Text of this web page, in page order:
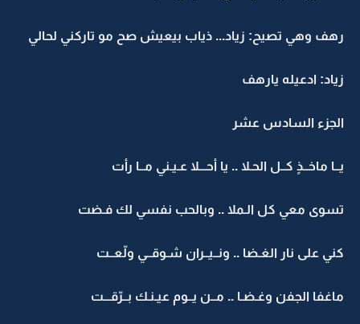
رهف وهي تصيح: زياد... ذياب بيعيش صح مو تاركني لحالي
زياد: ادعيله يارهف
الجزء السادس عشر
يــا ماخــذٍ كــل الحـلا .. يا أحـــلا عـيـني مــا رأت
تسوى معي كل الـملا .. وبالحب نفسي لك فـضت
كني على نار الغـضا .. ونــيــران شـوقــي ولّعــت
ماغفا الجفن وغـضـا .. مــن يــوم عيـنـك بــرّقـــت